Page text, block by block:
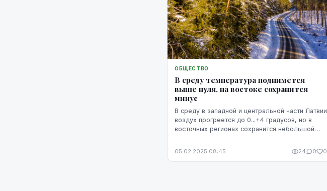
ОБЩЕСТВО
В среду температура поднимется
выше нуля, на востоке сохранится
минус
В среду в западной и центральной части Латвии
воздух прогреется до 0...+4 градусов, но в
восточных регионах сохранится небольшой
05.02.2025 08:45 24 0 0